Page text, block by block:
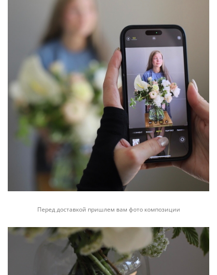
Перед доставкой пришлем вам фото композиции